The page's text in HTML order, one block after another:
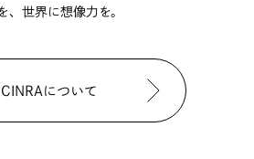
、世界に想像力を。
CINRAについて